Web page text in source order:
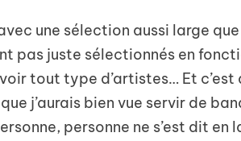
une sélection aussi large que
pas juste sélectionnés en
tout type d’artistes… Et c’est
j’aurais bien vue servir de
personne ne s’est dit en